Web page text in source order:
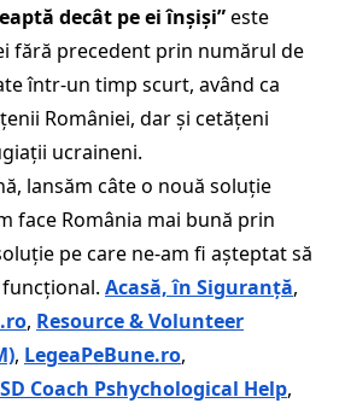
decât pe ei înșiși”este
fără precedent prin numărul de
într-un timp scurt, având ca
României, dar și cetățeni
ucraineni.
lansăm câte o nouă soluție
face România mai bună prin
pe care ne-am fi așteptat să
Acasă, în Siguranță,
, Resource & Volunteer
, LegeaPeBune.ro,
Coach Pshychological Help,